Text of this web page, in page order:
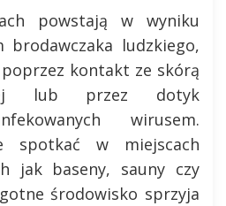
powstają w wyniku
brodawczaka ludzkiego,
kontakt ze skórą
lub przez dotyk
wirusem.
spotkać w miejscach
jak baseny, sauny czy
środowisko sprzyja